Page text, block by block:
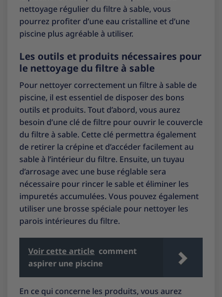
nettoyage régulier du filtre à sable, vous
pourrez profiter d’une eau cristalline et d’une
piscine plus agréable à utiliser.
Les outils et produits nécessaires pour
le nettoyage du filtre à sable
Pour nettoyer correctement un filtre à sable de
piscine, il est essentiel de disposer des bons
outils et produits. Tout d’abord, vous aurez
besoin d’une clé de filtre pour ouvrir le couvercle
du filtre à sable. Cette clé permettra également
de retirer la crépine et d’accéder facilement au
sable à l’intérieur du filtre. Ensuite, un tuyau
d’arrosage avec une buse réglable sera
nécessaire pour rincer le sable et éliminer les
impuretés accumulées. Vous pouvez également
utiliser une brosse spéciale pour nettoyer les
parois intérieures du filtre.
Voir cette article comment
aspirer une piscine
En ce qui concerne les produits, vous aurez